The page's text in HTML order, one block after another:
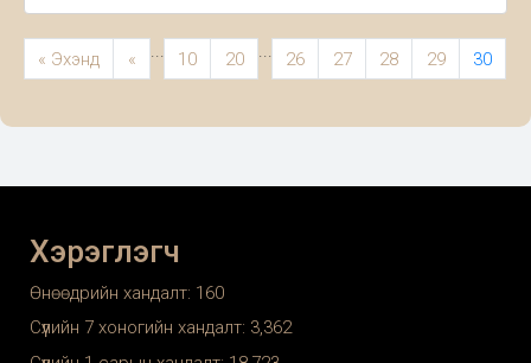
уралдаанд идэвхитэй
ОРОЛЦОХЫГ УРИАЛЖ БАЙНА.
« Эхэнд « ... 10 20 ... 26 27 28 29 30
Хэрэглэгч
Өнөөдрийн хандалт: 160
Сүүлийн 7 хоногийн хандалт: 3,362